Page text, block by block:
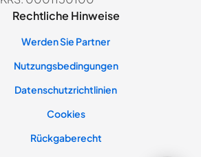
Rechtliche Hinweise
Werden Sie Partner
Nutzungsbedingungen
Datenschutzrichtlinien
Cookies
Rückgaberecht